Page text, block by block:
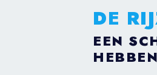
DE
EEN
HEBBEN